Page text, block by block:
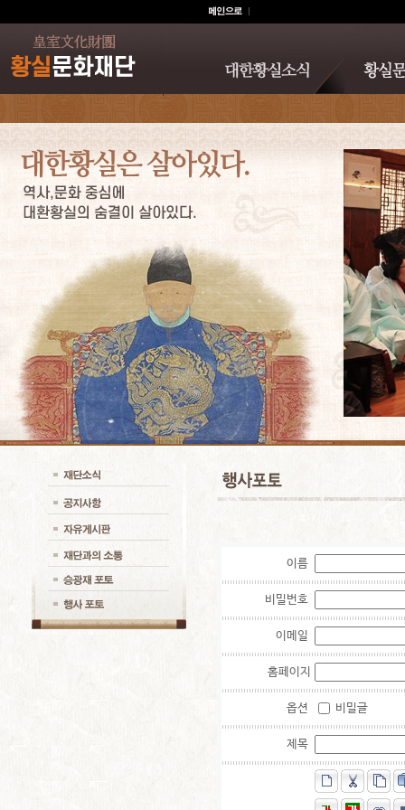
이름
비밀번호
이메일
홈페이지
옵션 비밀글
제목